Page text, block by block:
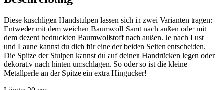
Diese kuschligen Handstulpen lassen sich in zwei Varianten tragen:
Entweder mit dem weichen Baumwoll-Samt nach außen oder mit
dem dezent bedruckten Baumwollstoff nach außen. Je nach Lust
und Laune kannst du dich für eine der beiden Seiten entscheiden.
Die Spitze der Stulpen kannst du auf deinen Handrücken legen oder
dekorativ nach hinten umschlagen. So oder so ist die kleine
Metallperle an der Spitze ein extra Hingucker!